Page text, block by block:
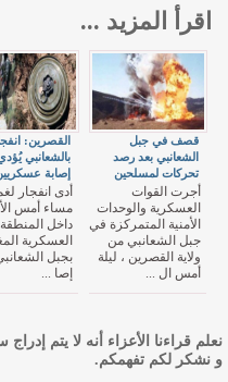
اقرأ المزيد ...
القصرين:
بالشعانبي
إصابة
أدى انفجار
مساء أمس
داخل المنطقة
العسكرية
بجبل
إصا ...
قصف في جبل
الشعانبي بعد رصد
تحركات لمسلحين
أجرت القوات
العسكرية والوحدات
الأمنية المتمركزة في
جبل الشعانبي من
ولاية القصرين ، ليلة
أمس ال ...
نعلم قراءنا الأعزاء أنه لا يتم
و نشكر لكم تفهمكم.